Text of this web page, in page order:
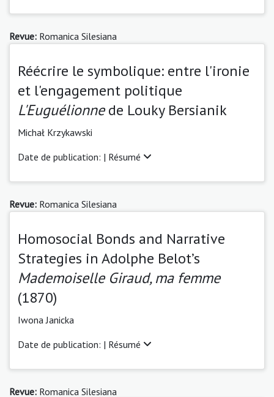
Revue: Romanica Silesiana
Réécrire le symbolique: entre l'ironie
et l'engagement politique
L'Euguélionnede Louky Bersianik
Michał Krzykawski
Date de publication: | Résumé
Revue: Romanica Silesiana
Homosocial Bonds and Narrative
Strategies in Adolphe Belot’s
Mademoiselle Giraud, ma femme
(1870)
Iwona Janicka
Date de publication: | Résumé
Revue: Romanica Silesiana